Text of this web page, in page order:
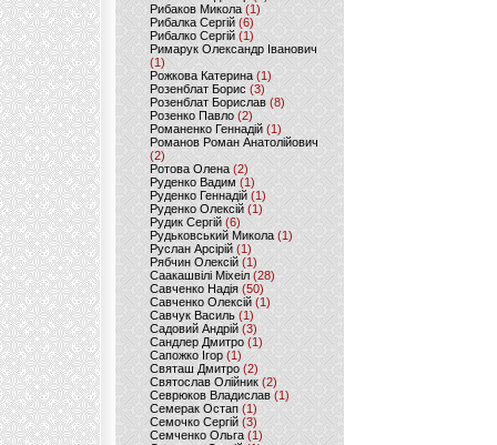
Рибаков Микола(1)
Рибалка Сергій (6)
Рибалко Сергій (1)
Римарук Олександр Іванович
(1)
Рожкова Катерина(1)
Розенблат Борис (3)
Розенблат Борислав (8)
Розенко Павло (2)
Романенко Геннадій (1)
Романов Роман Анатолійович
(2)
Ротова Олена(2)
Руденко Вадим (1)
Руденко Геннадій (1)
Руденко Олексій(1)
Рудик Сергій(6)
Рудьковський Микола (1)
Руслан Арсірій(1)
Рябчин Олексій (1)
Саакашвілі Міхеіл(28)
Савченко Надія (50)
Савченко Олексій(1)
Савчук Василь (1)
Садовий Андрій (3)
Сандлер Дмитро(1)
Сапожко Ігор(1)
Святаш Дмитро (2)
Святослав Олійник (2)
Севрюков Владислав (1)
Семерак Остап (1)
Семочко Сергій (3)
Семченко Ольга (1)